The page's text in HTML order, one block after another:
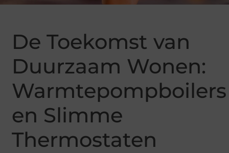
De Toekomst van
Duurzaam Wonen:
Warmtepompboilers
en Slimme
Thermostaten